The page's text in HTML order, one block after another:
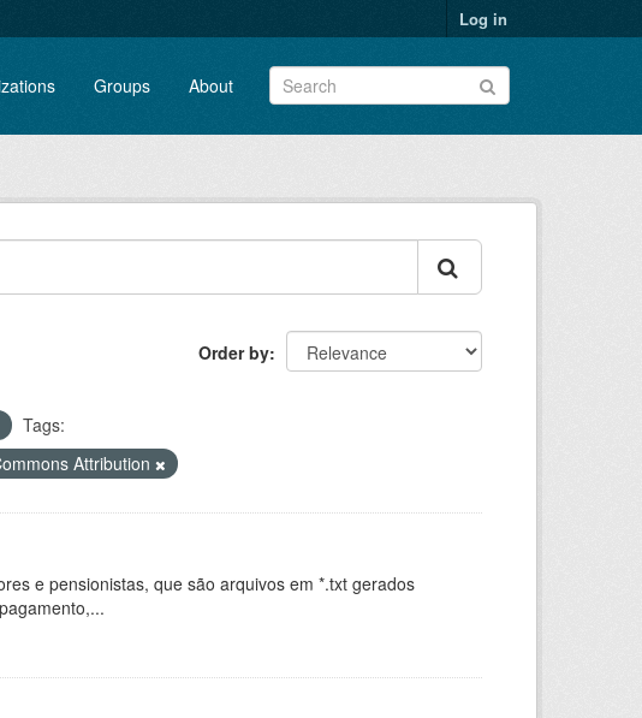
Log in
Groups About
Order by
Tags:
Attribution
e pensionistas, que são arquivos em *.txt gerados